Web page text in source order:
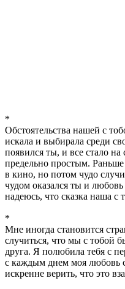
*
Обстоятельства нашей с
искала и выбирала среди
появился ты, и все стало
предельно простым. Раньше
в кино, но потом чудо
чудом оказался ты и
надеюсь, что сказка наша с
*
Мне иногда становится
случиться, что мы с тобой
друга. Я полюбила тебя с
с каждым днем моя любовь
искренне верить, что это